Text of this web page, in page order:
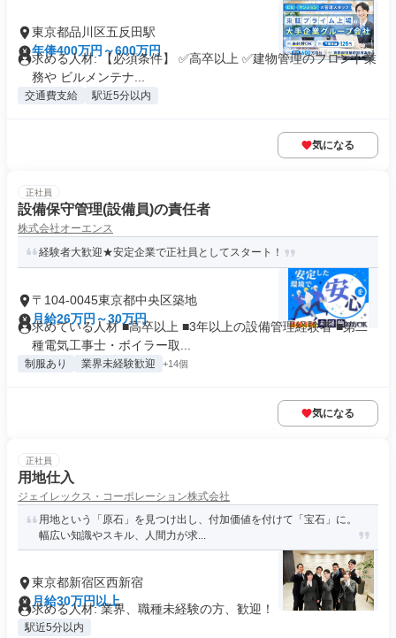
東京都品川区五反田駅
年俸400万円～600万円
求める人材: 【必須条件】 ✅️高卒以上 ✅️建物管理のフロント業
務や ビルメンテナ...
交通費支給 駅近5分以内
気になる
正社員
設備保守管理(設備員)の責任者
株式会社オーエンス
経験者大歓迎★安定企業で正社員としてスタート！
〒104-0045東京都中央区築地
月給26万円～30万円
求めている人材 ■高卒以上 ■3年以上の設備管理経験者 ■第二
種電気工事士・ボイラー取...
制服あり 業界未経験歓迎 +14個
気になる
正社員
用地仕入
ジェイレックス・コーポレーション株式会社
用地という「原石」を見つけ出し、付加価値を付けて「宝石」に。
幅広い知識やスキル、人間力が求...
東京都新宿区西新宿
月給30万円以上
求める人材: 業界、職種未経験の方、歓迎！
駅近5分以内